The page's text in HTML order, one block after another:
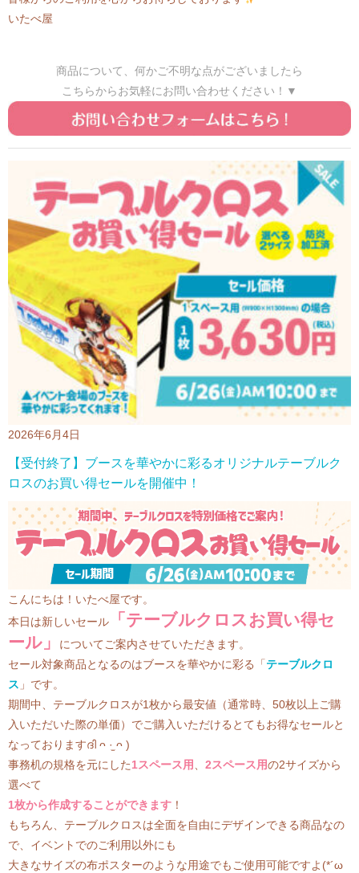
いたべ屋
商品について、何かご不明な点がございましたら
こちらからお気軽にお問い合わせください！▼
2026年6月4日
【受付終了】ブースを華やかに彩るオリジナルテーブルク
ロスのお買い得セールを開催中！
こんにちは！いたべ屋です。
本日は新しいセール
「テーブルクロスお買い得セ
ール」
についてご案内させていただきます。
セール対象商品となるのはブースを華やかに彩る「テーブルクロ
ス 」です。
期間中、テーブルクロスが1枚から最安値（通常時、50枚以上ご購
入いただいた際の単価）でご購入いただけるとてもお得なセールと
なっておりますദി ᴖ ·̫ ᴖ )
事務机の規格を元にした1スペース用、 2スペース用の2サイズから
選べて
1枚から作成することができます ！
もちろん、テーブルクロスは全面を自由にデザインできる商品なの
で、イベントでのご利用以外にも
大きなサイズの布ポスターのような用途でもご使用可能ですよ(*´ω